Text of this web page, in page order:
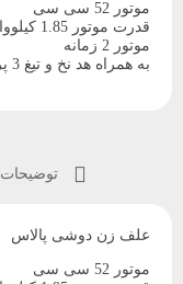
موتور 52 سی سی
قدرت موتور 1.85 کیلووات
موتور 2 زمانه
به همراه هد نخ و تیغ 3 پر
توضیحات
علف زن دوشی پالاس
موتور 52 سی سی